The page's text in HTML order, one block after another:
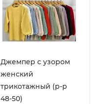
Джемпер с узором
женский
трикотажный (р-р
48-50)